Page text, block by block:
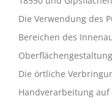
Die Verwendung des
Bereichen des
Die örtliche
Handverarbeitung auf